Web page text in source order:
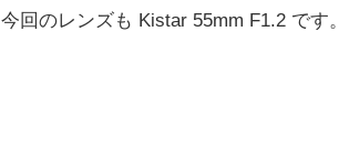
今回のレンズも Kistar 55mm F1.2 です。